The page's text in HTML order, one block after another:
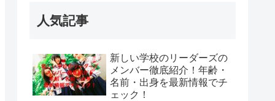
人気記事
新しい学校のリーダーズの
メンバー徹底紹介！年齢・
名前・出身を最新情報でチ
ェック！